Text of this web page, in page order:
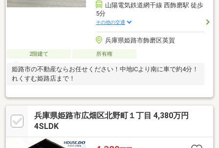
山陽電気鉄道網干線 西飾磨駅 徒歩
5分
その他の交通
兵庫県姫路市飾磨区英賀
2階建て 所有権
姫路市の不動産ならお任せください！中地ICより南に車で約4分！
れくすむ姫路店まで！
兵庫県姫路市広畑区北野町１丁目 4,380万円
4SLDK